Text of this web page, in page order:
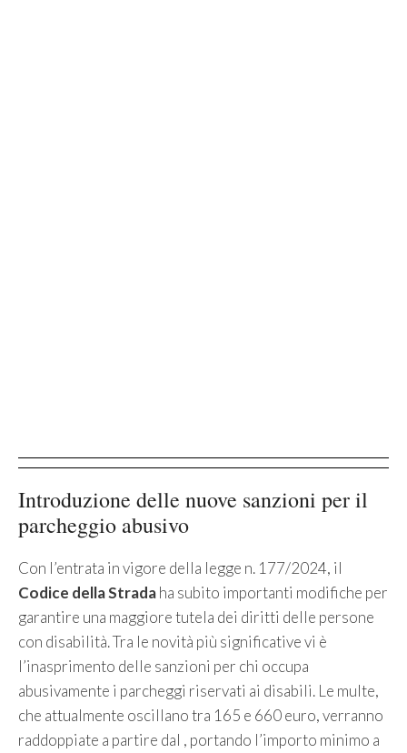
Introduzione delle nuove sanzioni per il
parcheggio abusivo
Con l’entrata in vigore della legge n. 177/2024, il
Codice della Stradaha subito importanti modifiche per
garantire una maggiore tutela dei diritti delle persone
con disabilità. Tra le novità più significative vi è
l’inasprimento delle sanzioni per chi occupa
abusivamente i parcheggi riservati ai disabili. Le multe,
che attualmente oscillano tra 165 e 660 euro, verranno
raddoppiate a partire dal , portando l’importo minimo a